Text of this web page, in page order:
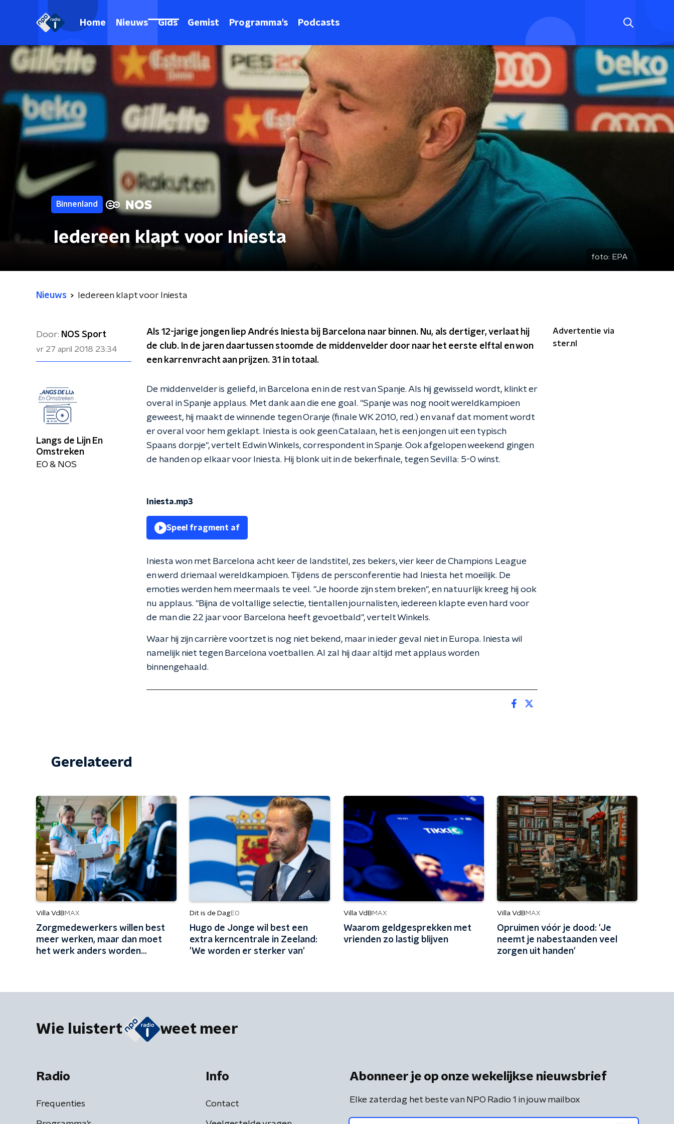
Home Nieuws Gids Gemist Programma's Podcasts
Binnenland
Iedereen klapt voor Iniesta
foto: EPA
Nieuws Iedereen klapt voor Iniesta
Door: NOS Sport
vr 27 april 2018 23:34
Als 12-jarige jongen liep Andrés Iniesta bij Barcelona naar binnen. Nu, als dertiger, verlaat hij
de club. In de jaren daartussen stoomde de middenvelder door naar het eerste elftal en won
een karrenvracht aan prijzen. 31 in totaal.
De middenvelder is geliefd, in Barcelona en in de rest van Spanje. Als hij gewisseld wordt, klinkt er
overal in Spanje applaus. Met dank aan die ene goal. "Spanje was nog nooit wereldkampioen
geweest, hij maakt de winnende tegen Oranje (finale WK 2010, red.) en vanaf dat moment wordt
er overal voor hem geklapt. Iniesta is ook geen Catalaan, het is een jongen uit een typisch
Spaans dorpje", vertelt Edwin Winkels, correspondent in Spanje. Ook afgelopen weekend gingen
de handen op elkaar voor Iniesta. Hij blonk uit in de bekerfinale, tegen Sevilla: 5-0 winst.
Iniesta.mp3
Speel fragment af
Iniesta won met Barcelona acht keer de landstitel, zes bekers, vier keer de Champions League
en werd driemaal wereldkampioen. Tijdens de persconferentie had Iniesta het moeilijk. De
emoties werden hem meermaals te veel. "Je hoorde zijn stem breken", en natuurlijk kreeg hij ook
nu applaus. "Bijna de voltallige selectie, tientallen journalisten, iedereen klapte even hard voor
de man die 22 jaar voor Barcelona heeft gevoetbald", vertelt Winkels.
Waar hij zijn carrière voortzet is nog niet bekend, maar in ieder geval niet in Europa. Iniesta wil
namelijk niet tegen Barcelona voetballen. Al zal hij daar altijd met applaus worden
binnengehaald.
Advertentie via
ster.nl
Langs de Lijn En
Omstreken
EO & NOS
Gerelateerd
Villa VdB MAX
Zorgmedewerkers willen best
meer werken, maar dan moet
het werk anders worden
Dit is de DagEO
Hugo de Jonge wil best een
extra kerncentrale in Zeeland:
'We worden er sterker van'
Villa VdB MAX
Waarom geldgesprekken met
vrienden zo lastig blijven
Villa VdB MAX
Opruimen vóór je dood: 'Je
neemt je nabestaanden veel
zorgen uit handen'
Wie luistert weet meer
Radio
Frequenties
Info
Contact
Abonneer je op onze wekelijkse nieuwsbrief
Elke zaterdag het beste van NPO Radio 1 in jouw mailbox